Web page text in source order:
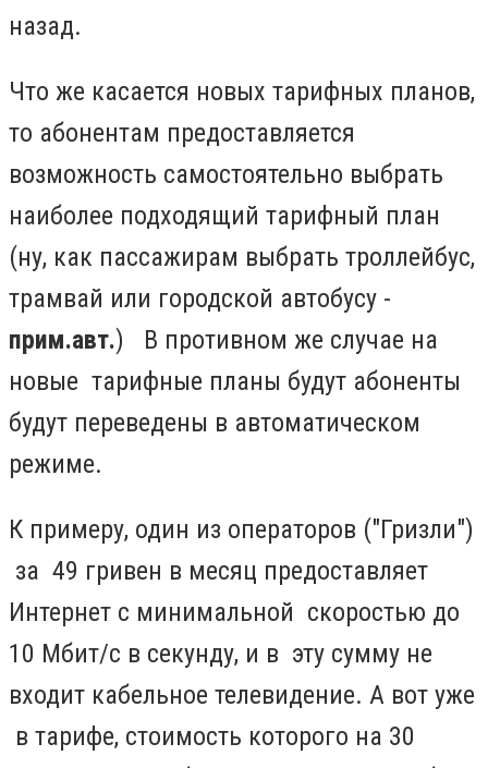
назад.
Что же касается новых тарифных планов,
то абонентам предоставляется
возможность самостоятельно выбрать
наиболее подходящий тарифный план
(ну, как пассажирам выбрать троллейбус,
трамвай или городской автобусу -
прим.авт.) В противном же случае на
новые тарифные планы будут абоненты
будут переведены в автоматическом
режиме.
К примеру, один из операторов ("Гризли")
за 49 гривен в месяц предоставляет
Интернет с минимальной скоростью до
10 Мбит/с в секунду, и в эту сумму не
входит кабельное телевидение. А вот уже
в тарифе, стоимость которого на 30